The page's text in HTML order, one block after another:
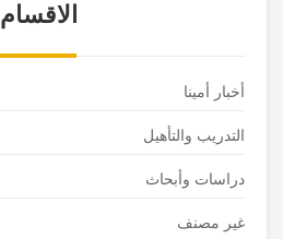
الاقسام
أخبار أمينا
التدريب والتأهيل
دراسات وأبحاث
غير مصنف